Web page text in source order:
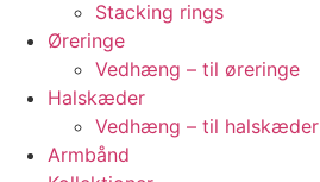
Stacking rings
Øreringe
Vedhæng – til øreringe
Halskæder
Vedhæng – til halskæder
Armbånd